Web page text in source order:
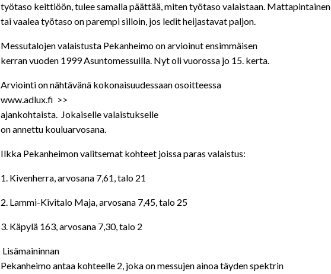
työtaso keittiöön, tulee samalla päättää, miten työtaso valaistaan. Mattapintainen
tai vaalea työtaso on parempi silloin, jos ledit heijastavat paljon.
Messutalojen valaistusta Pekanheimo on arvioinut ensimmäisen
kerran vuoden 1999 Asuntomessuilla. Nyt oli vuorossa jo 15. kerta.
Arviointi on nähtävänä kokonaisuudessaan osoitteessa
www.adlux.fi >>
ajankohtaista. Jokaiselle valaistukselle
on annettu kouluarvosana.
Ilkka Pekanheimon valitsemat kohteet joissa paras valaistus:
1. Kivenherra, arvosana 7,61, talo 21
2. Lammi-Kivitalo Maja, arvosana 7,45, talo 25
3. Käpylä 163, arvosana 7,30, talo 2
Lisämaininnan
Pekanheimo antaa kohteelle 2, joka on messujen ainoa täyden spektrin